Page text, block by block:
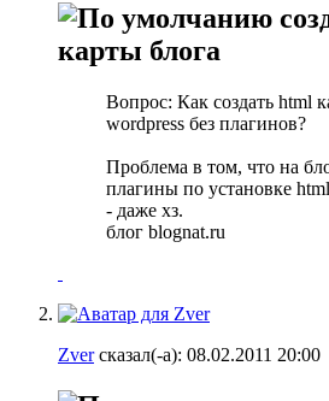
карты блога
Вопрос: Как создать html
wordpress без плагинов?
Проблема в том, что на
плагины по установке
- даже хз.
блог blognat.ru
Zvеrсказал(-а): 08.02.2011 20:00